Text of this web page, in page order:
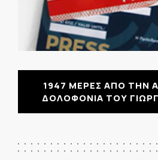
1947 ΜΕΡΕΣ ΑΠΟ ΤΗΝ
ΔΟΛΟΦΟΝΙΑ ΤΟΥ